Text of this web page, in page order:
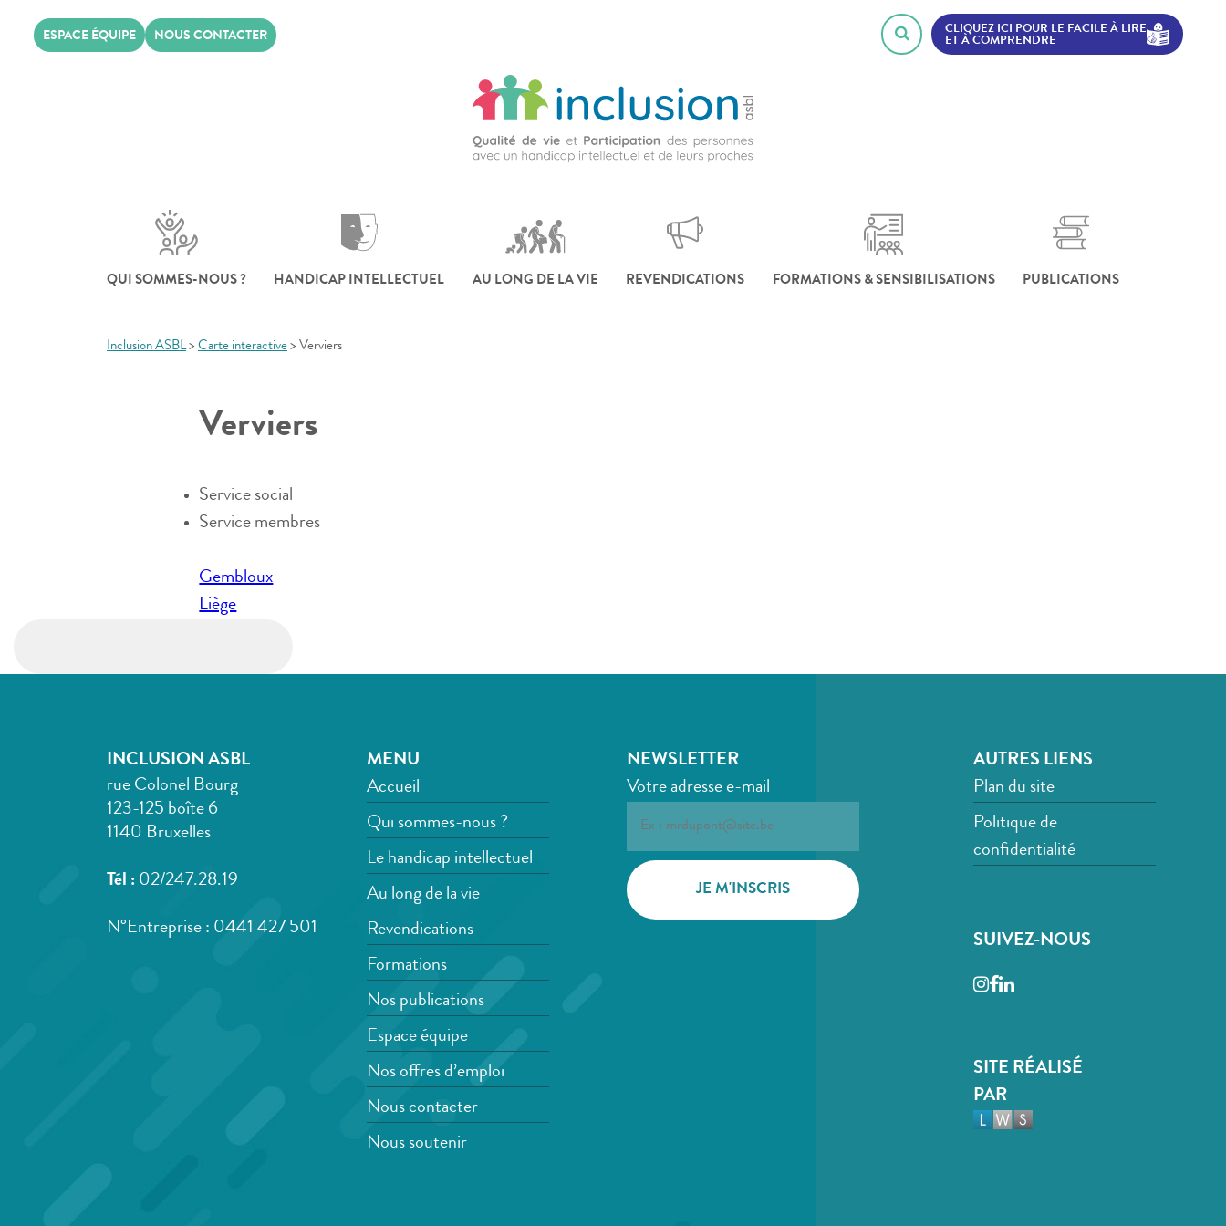
ESPACE ÉQUIPE NOUS CONTACTER
CLIQUEZ ICI POUR LE FACILE À LIRE
ET À COMPRENDRE
QUI SOMMES-NOUS ? HANDICAP INTELLECTUEL AU LONG DE LA VIE REVENDICATIONS FORMATIONS & SENSIBILISATIONS PUBLICATIONS
Inclusion ASBL> Carte interactive > Verviers
Verviers
Service social
Service membres
Navigation
de
Gembloux
Liège
INCLUSION ASBL
rue Colonel Bourg
123-125 boîte 6
1140 Bruxelles
Tél : 02/247.28.19
N°Entreprise : 0441 427 501
MENU
Accueil
Qui sommes-nous ?
Le handicap intellectuel
Au long de la vie
Revendications
Formations
Nos publications
Espace équipe
Nos offres d’emploi
Nous contacter
Nous soutenir
NEWSLETTER
Votre adresse e-mail
AUTRES LIENS
Plan du site
Politique de
confidentialité
SUIVEZ-NOUS
Instagram
Facebook
LinkedIn
SITE RÉALISÉ
PAR